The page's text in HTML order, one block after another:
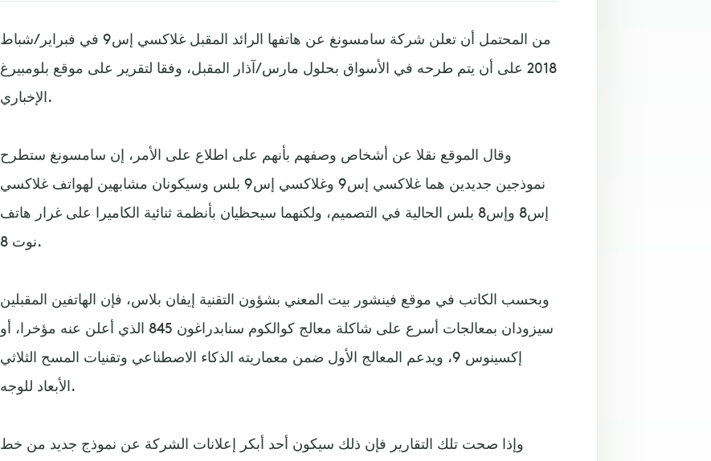
من المحتمل أن تعلن شركة سامسونغ عن هاتفها الرائد المقبل غلاكسي إس9 في فبراير/شباط
2018 على أن يتم طرحه في الأسواق بحلول مارس/آذار المقبل، وفقا لتقرير على موقع بلومبيرغ
الإخباري.
وقال الموقع نقلا عن أشخاص وصفهم بأنهم على اطلاع على الأمر، إن سامسونغ ستطرح
نموذجين جديدين هما غلاكسي إس9 وغلاكسي إس9 بلس وسيكونان مشابهين لهواتف غلاكسي
إس8 وإس8 بلس الحالية في التصميم، ولكنهما سيحظيان بأنظمة ثنائية الكاميرا على غرار هاتف
نوت 8.
وبحسب الكاتب في موقع فينشور بيت المعني بشؤون التقنية إيفان بلاس، فإن الهاتفين المقبلين
سيزودان بمعالجات أسرع على شاكلة معالج كوالكوم سنابدراغون 845 الذي أعلن عنه مؤخرا، أو
إكسينوس 9، ويدعم المعالج الأول ضمن معماريته الذكاء الاصطناعي وتقنيات المسح الثلاثي
الأبعاد للوجه.
وإذا صحت تلك التقارير فإن ذلك سيكون أحد أبكر إعلانات الشركة عن نموذج جديد من خط